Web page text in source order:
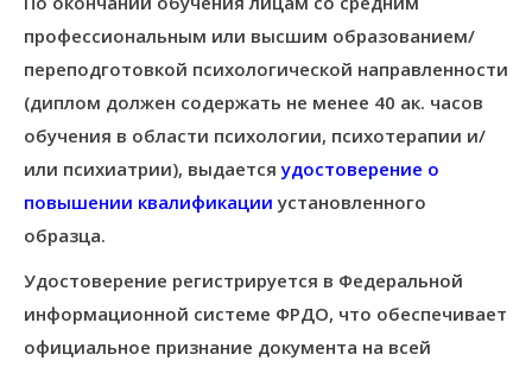
профессиональным или высшим образованием/
переподготовкой психологической направленности
(диплом должен содержать не менее 40 ак. часов
обучения в области психологии, психотерапии и/
или психиатрии), выдаетсяудостоверение о
повышении квалификации установленного
образца.
Удостоверение регистрируется в Федеральной
информационной системе ФРДО, что обеспечивает
официальное признание документа на всей